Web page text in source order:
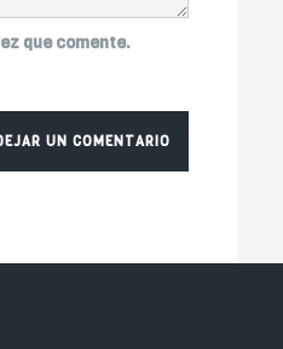
que comente.